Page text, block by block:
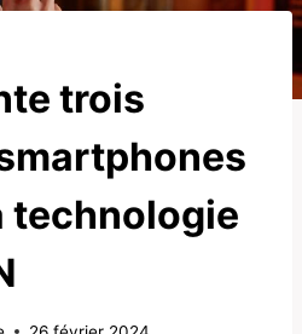
trois
technologie